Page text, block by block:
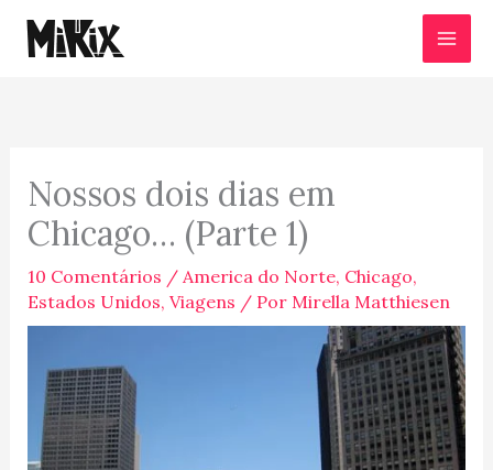
para
Nossos dois dias em
Chicago… (Parte 1)
10 Comentários / America do Norte, Chicago,
Estados Unidos, Viagens / Por Mirella Matthiesen